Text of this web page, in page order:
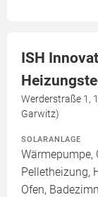
ISH
Werderstraße 1,
Garwitz)
SOLARANLAGE
Wärmepumpe,
Pelletheizung,
Ofen,